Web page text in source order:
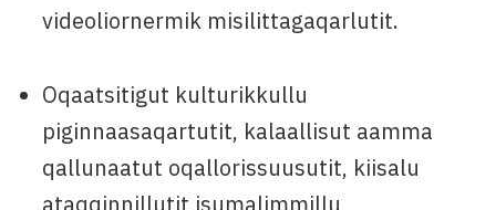
videoliornermik misilittagaqarlutit.
Oqaatsitigut kulturikkullu
piginnaasaqartutit, kalaallisut aamma
qallunaatut oqallorissuusutit, kiisalu
ataqqinnillutit isumalimmillu